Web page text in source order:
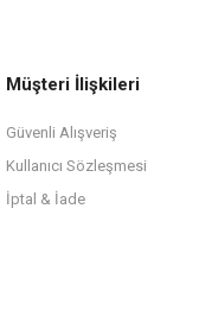
Müşteri İlişkileri
Güvenli Alışveriş
Kullanıcı Sözleşmesi
İptal & İade